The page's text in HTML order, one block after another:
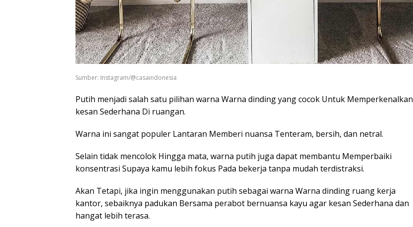
Sumber: Instagram/@casaindonesia
Putih menjadi salah satu pilihan warna Warna dinding yang cocok Untuk Memperkenalkan
kesan Sederhana Di ruangan.
Warna ini sangat populer Lantaran Memberi nuansa Tenteram, bersih, dan netral.
Selain tidak mencolok Hingga mata, warna putih juga dapat membantu Memperbaiki
konsentrasi Supaya kamu lebih fokus Pada bekerja tanpa mudah terdistraksi.
Akan Tetapi, jika ingin menggunakan putih sebagai warna Warna dinding ruang kerja
kantor, sebaiknya padukan Bersama perabot bernuansa kayu agar kesan Sederhana dan
hangat lebih terasa.